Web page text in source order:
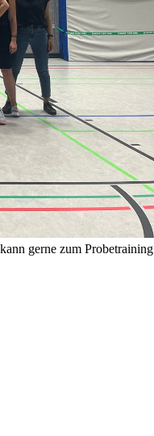
gerne zum Probetraining